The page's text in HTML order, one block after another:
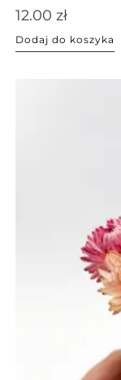
12.00 zł
Dodaj do koszyka